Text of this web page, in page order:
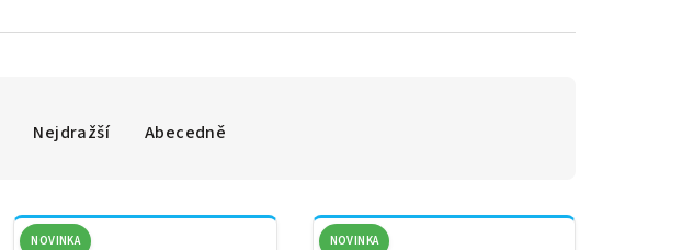
Nejdražší Abecedně
NOVINKA NOVINKA